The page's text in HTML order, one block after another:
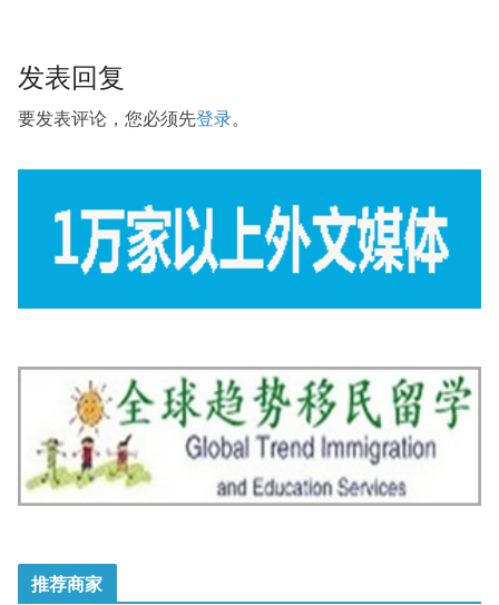
发表回复
要发表评论，您必须先登录。
推荐商家